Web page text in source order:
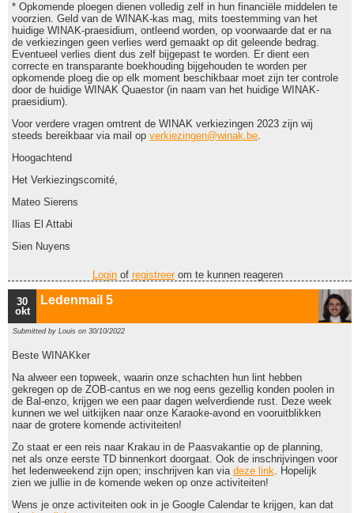
* Opkomende ploegen dienen volledig zelf in hun financiële middelen te
voorzien. Geld van de WINAK-kas mag, mits toestemming van het
huidige WINAK-praesidium, ontleend worden, op voorwaarde dat er na
de verkiezingen geen verlies werd gemaakt op dit geleende bedrag.
Eventueel verlies dient dus zelf bijgepast te worden. Er dient een
correcte en transparante boekhouding bijgehouden te worden per
opkomende ploeg die op elk moment beschikbaar moet zijn ter controle
door de huidige WINAK Quaestor (in naam van het huidige WINAK-
praesidium).
Voor verdere vragen omtrent de WINAK verkiezingen 2023 zijn wij
steeds bereikbaar via mail op verkiezingen@winak.be.
Hoogachtend
Het Verkiezingscomité,
Mateo Sierens
Ilias El Attabi
Sien Nuyens
Login of registreerom te kunnen reageren
30
okt
Ledenmail 5
Submitted by Louis on 30/10/2022
Beste WINAKker
Na alweer een topweek, waarin onze schachten hun lint hebben
gekregen op de ZOB-cantus en we nog eens gezellig konden poolen in
de Bal-enzo, krijgen we een paar dagen welverdiende rust. Deze week
kunnen we wel uitkijken naar onze Karaoke-avond en vooruitblikken
naar de grotere komende activiteiten!
Zo staat er een reis naar Krakau in de Paasvakantie op de planning,
net als onze eerste TD binnenkort doorgaat. Ook de inschrijvingen voor
het ledenweekend zijn open; inschrijven kan via deze link. Hopelijk
zien we jullie in de komende weken op onze activiteiten!
Wens je onze activiteiten ook in je Google Calendar te krijgen, kan dat